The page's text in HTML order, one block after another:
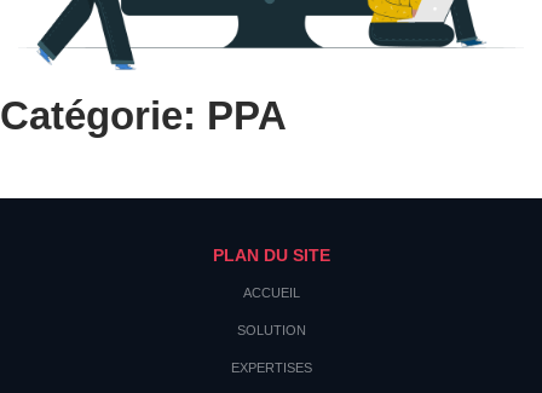
Catégorie: PPA
PLAN DU SITE
ACCUEIL
SOLUTION
EXPERTISES